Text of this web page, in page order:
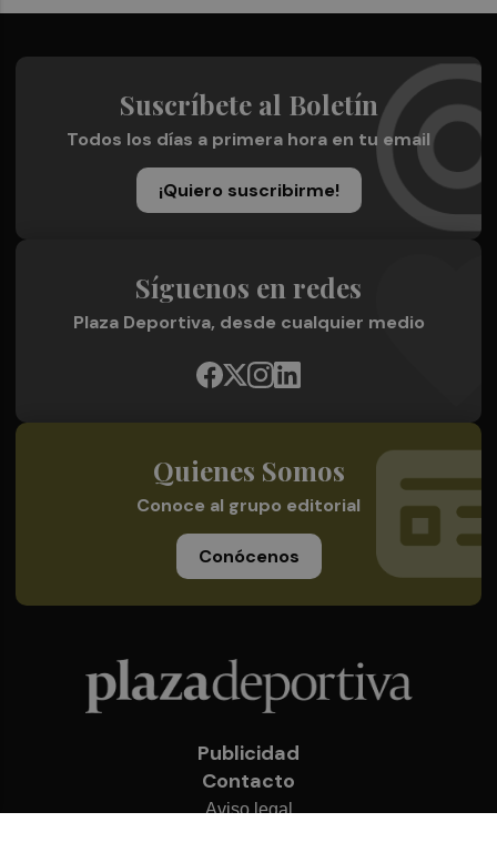
Suscríbete al Boletín
Todos los días a primera hora en tu email
¡Quiero suscribirme!
Síguenos en redes
Plaza Deportiva, desde cualquier medio
Quienes Somos
Conoce al grupo editorial
Conócenos
Publicidad
Contacto
Aviso legal